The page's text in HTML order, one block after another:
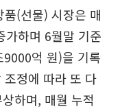
(선물) 시장은 매
가하며 6월말 기준
억 원)을 기록
정에 따라 또 다
하며, 매월 누적